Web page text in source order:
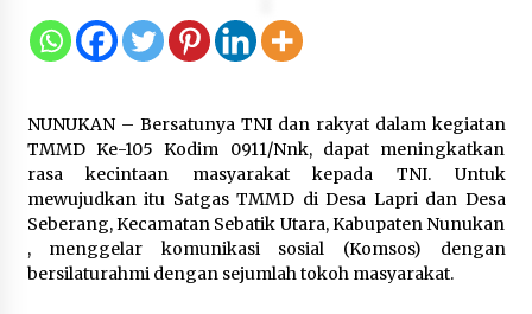
BGN
10 Agustus 2026
Memasuki Usia ke-59, ASEAN Harus
Terus Memperjuangkan
Kepentingan Rakyatnya di Tengah
Dinamika Global
10 Agustus 2026
NUNUKAN – Bersatunya TNI dan rakyat dalam kegiatan
TMMD Ke-105 Kodim 0911/Nnk, dapat meningkatkan
rasa kecintaan masyarakat kepada TNI. Untuk
mewujudkan itu Satgas TMMD di Desa Lapri dan Desa
Seberang, Kecamatan Sebatik Utara, Kabupaten Nunukan
, menggelar komunikasi sosial (Komsos) dengan
bersilaturahmi dengan sejumlah tokoh masyarakat.